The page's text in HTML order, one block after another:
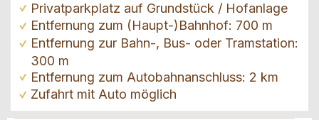
Privatparkplatz auf Grundstück / Hofanlage
Entfernung zum (Haupt-)Bahnhof: 700 m
Entfernung zur Bahn-, Bus- oder Tramstation:
300 m
Entfernung zum Autobahnanschluss: 2 km
Zufahrt mit Auto möglich